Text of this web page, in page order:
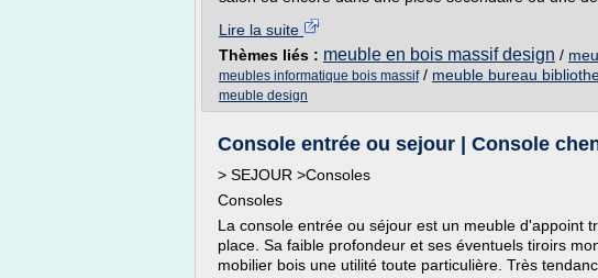
Lire la suite
Thèmes liés : meuble en bois massif design /
meubles informatique bois massif/ meuble bureau
meuble design
Console entrée ou sejour | Console
> SEJOUR >Consoles
Consoles
La console entrée ou séjour est un meuble d'appoint
place. Sa faible profondeur et ses éventuels tiroirs
mobilier bois une utilité toute particulière. Très